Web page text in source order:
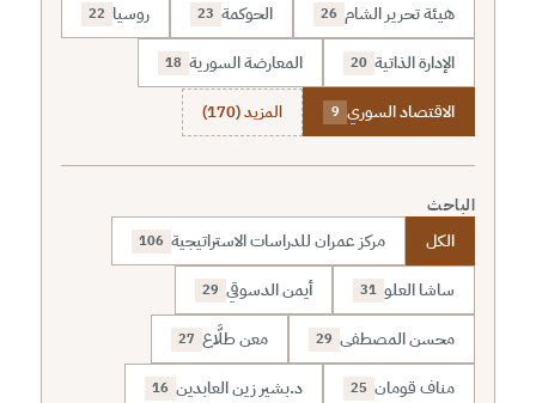
هيئة تحرير الشام 26 الحوكمة 23 روسيا 22
الإدارة الذاتية 20 المعارضة السورية 18
الاقتصاد السوري 9 المزيد (170)
الباحث
الكل مركز عمران للدراسات الاستراتيجية 106
ساشا العلو 31 أيمن الدسوقي 29
محسن المصطفى 29 معن طلَّاع 27
مناف قومان 25 د.بشير زين العابدين 16